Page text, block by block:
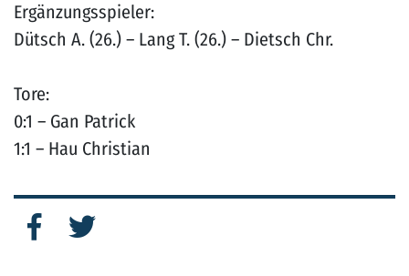
Ergänzungsspieler:
Dütsch A. (26.) – Lang T. (26.) – Dietsch Chr.
Tore:
0:1 – Gan Patrick
1:1 – Hau Christian